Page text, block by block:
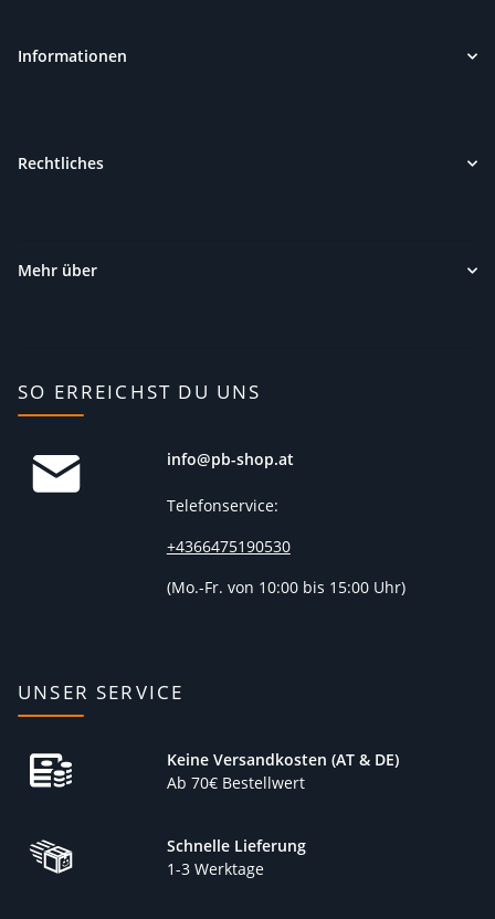
Informationen
Rechtliches
Mehr über
SO ERREICHST DU UNS
info@pb-shop.at
Telefonservice:
+4366475190530
(Mo.-Fr. von 10:00 bis 15:00 Uhr)
UNSER SERVICE
Keine Versandkosten (AT & DE)
Ab 70€ Bestellwert
Schnelle Lieferung
1-3 Werktage